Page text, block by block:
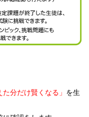
分だけ賢くなる」 を生